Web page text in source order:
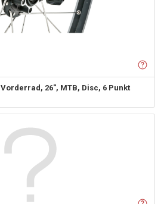
Vorderrad, 26", MTB, Disc, 6 Punkt